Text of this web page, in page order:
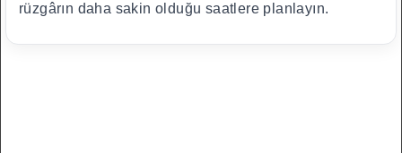
rüzgârın daha sakin olduğu saatlere planlayın.